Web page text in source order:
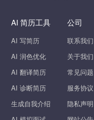
AI 简历工具
AI 写简历
AI 润色优化
AI 翻译简历
AI 诊断简历
生成自我介绍
公司
联系我们
关于我们
常见问题
服务协议
隐私声明